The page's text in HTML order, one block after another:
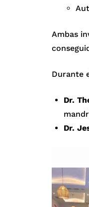
Ambas
Durante
Dr.
Dr.